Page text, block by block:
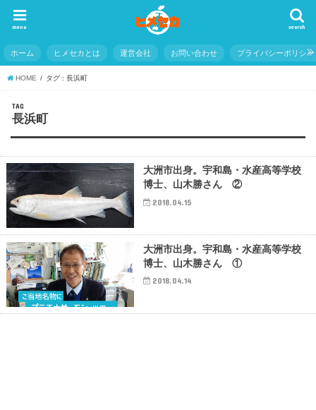
search
menu
ホーム ヒメセカとは 運営会社 お問い合わせ プライバシーポリシー
HOME タグ : 長浜町
TAG
長浜町
大洲市出身。宇和島・水産高等学校
博士、山木勝さん ②
2018.04.15
大洲市出身。宇和島・水産高等学校
博士、山木勝さん ①
2018.04.14